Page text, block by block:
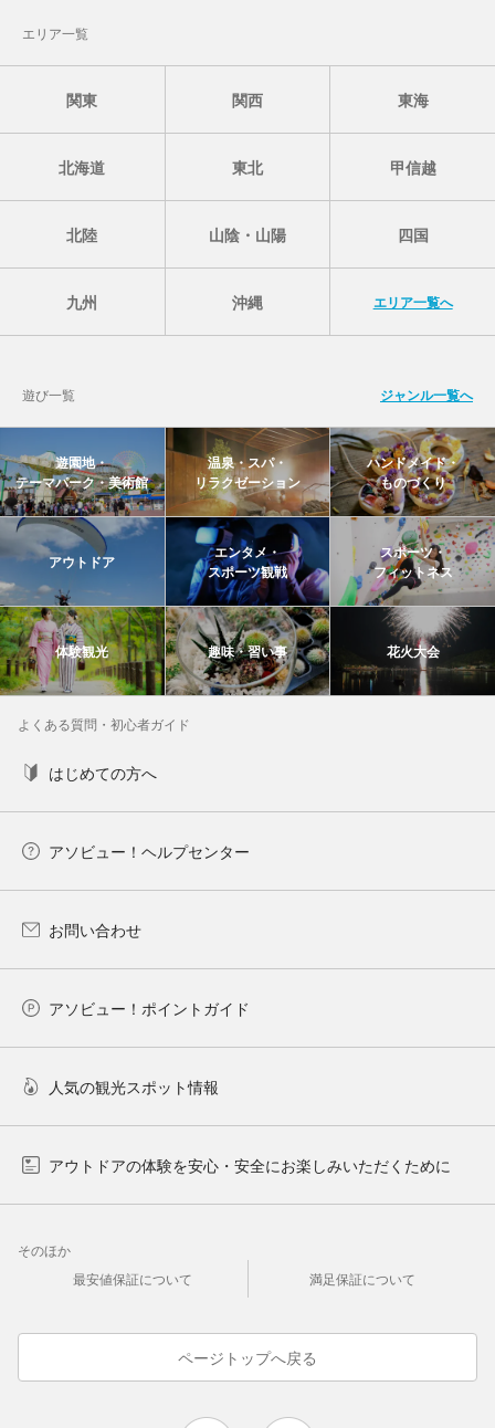
エリア一覧
関東 関西 東海
北海道 東北 甲信越
北陸 山陰・山陽 四国
九州 沖縄 エリア一覧へ
遊び一覧 ジャンル一覧へ
遊園地・
テーマパーク・美術館
温泉・スパ・
リラクゼーション
ハンドメイド・
ものづくり
アウトドア
エンタメ・
スポーツ観戦
スポーツ・
フィットネス
体験観光 趣味・習い事 花火大会
よくある質問・初心者ガイド
はじめての方へ
アソビュー！ヘルプセンター
お問い合わせ
アソビュー！ポイントガイド
人気の観光スポット情報
アウトドアの体験を安心・安全にお楽しみいただくために
そのほか
最安値保証について
満足保証について
ページトップへ戻る